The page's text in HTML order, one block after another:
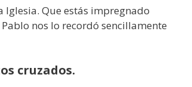
Iglesia. Que estás impregnado
nos lo recordó sencillamente
cruzados.